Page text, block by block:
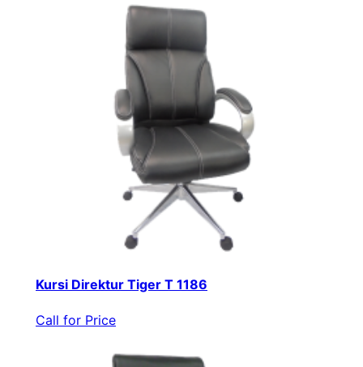
Kursi Direktur Tiger T 1186
Call for Price